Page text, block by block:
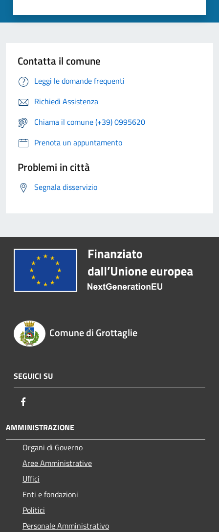
Contatta il comune
Leggi le domande frequenti
Richiedi Assistenza
Chiama il comune (+39) 0995620
Prenota un appuntamento
Problemi in città
Segnala disservizio
Comune di Grottaglie
SEGUICI SU
AMMINISTRAZIONE
Organi di Governo
Aree Amministrative
Uffici
Enti e fondazioni
Politici
Personale Amministrativo